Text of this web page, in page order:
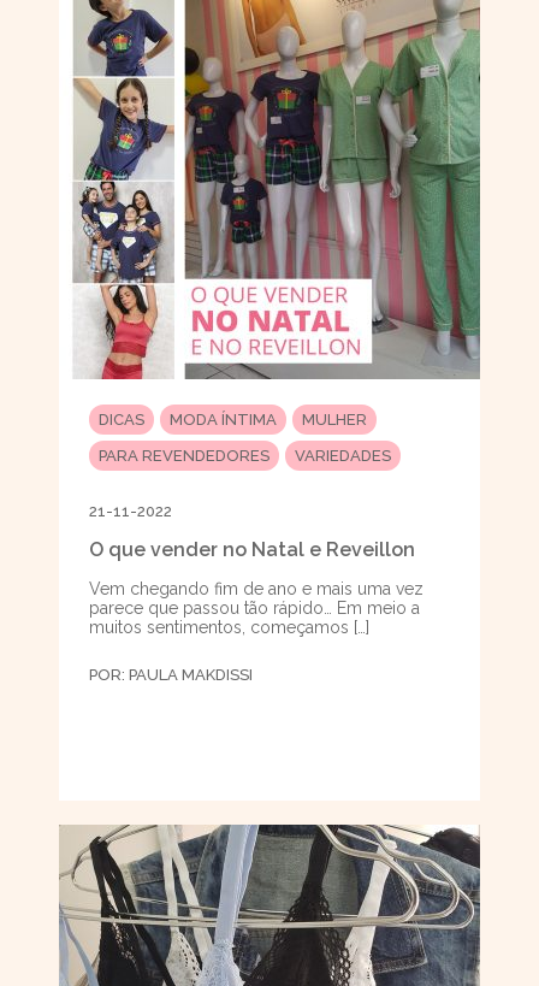
DICAS MODA ÍNTIMA
MULHER
PARA REVENDEDORES
VARIEDADES
21-11-2022
O que vender no Natal e Reveillon
Vem chegando fim de ano e mais uma vez
parece que passou tão rápido… Em meio a
muitos sentimentos, começamos […]
POR: PAULA MAKDISSI